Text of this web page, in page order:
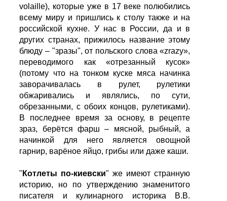
volaille), которые уже в 17 веке полюбились
всему миру и пришлись к столу также и на
российской кухне. У нас в России, да и в
других странах, прижилось название этому
блюду – "зразы", от польского слова «zrazy»,
переводимого как «отрезанный кусок»
(потому что на тонком куске мяса начинка
заворачивалась в рулет, рулетики
обжаривались и являлись, по сути,
обрезанными, с обоих концов, рулетиками).
В последнее время за основу, в рецепте
зраз, берётся фарш – мясной, рыбный, а
начинкой для него является овощной
гарнир, варёное яйцо, грибы или даже каши.
" Котлеты по-киевски" же имеют странную
историю, но по утверждению знаменитого
писателя и кулинарного историка В.В.